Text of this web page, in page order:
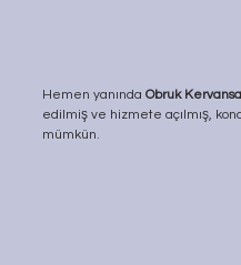
Hemen yanında Obruk
edilmiş ve hizmete açılmış,
mümkün.